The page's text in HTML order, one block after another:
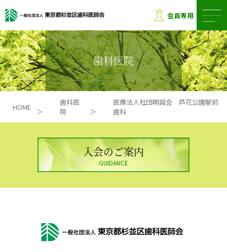
会員専用
歯科医院
HOME ＞
歯科医
院
＞
医療法人社団明誠会 芦花公園駅前
歯科
入会のご案内
GUIDANCE